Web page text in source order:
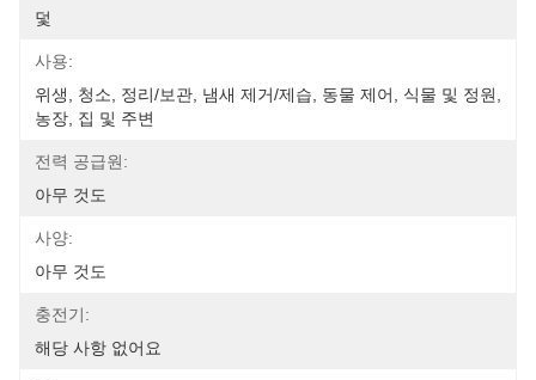
덫
사용:
위생, 청소, 정리/보관, 냄새 제거/제습, 동물 제어, 식물 및 정원,
농장, 집 및 주변
전력 공급원:
아무 것도
사양:
아무 것도
충전기:
해당 사항 없어요